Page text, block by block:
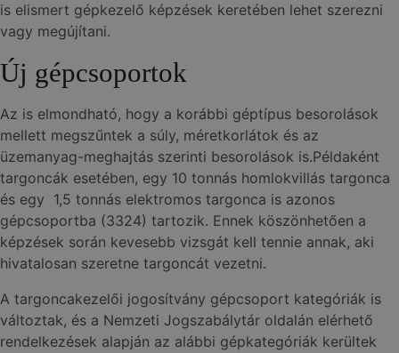
is elismert gépkezelő képzések keretében lehet szerezni
vagy megújítani.
Új gépcsoportok
Az is elmondható, hogy a korábbi géptípus besorolások
mellett megszűntek a súly, méretkorlátok és az
üzemanyag-meghajtás szerinti besorolások is.Példaként
targoncák esetében, egy 10 tonnás homlokvillás targonca
és egy 1,5 tonnás elektromos targonca is azonos
gépcsoportba (3324) tartozik. Ennek köszönhetően a
képzések során kevesebb vizsgát kell tennie annak, aki
hivatalosan szeretne targoncát vezetni.
A targoncakezelői jogosítvány gépcsoport kategóriák is
változtak, és a Nemzeti Jogszabálytár oldalán elérhető
rendelkezések alapján az alábbi gépkategóriák kerültek